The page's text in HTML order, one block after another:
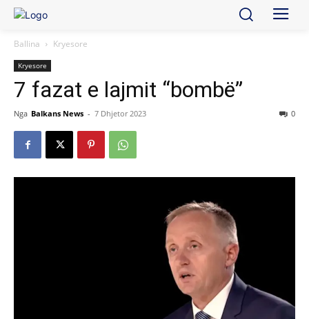
Ballina Kryesore
Kryesore
7 fazat e lajmit “bombë”
Nga Balkans News - 7 Dhjetor 2023 0